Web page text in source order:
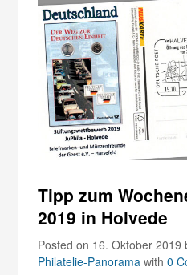
Tipp zum
2019 in Holvede
Posted on 16. Oktober 2019
Philatelie-Panorama with0